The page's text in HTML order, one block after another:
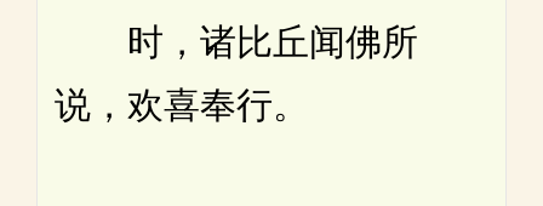
时，诸比丘闻佛所
说，欢喜奉行。